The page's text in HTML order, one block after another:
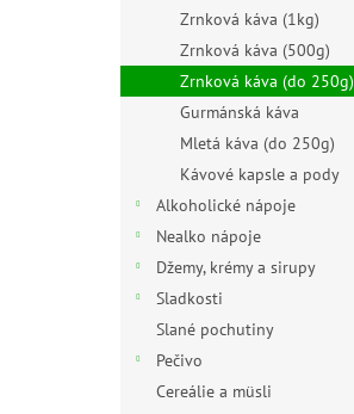
l
Zrnková káva (1kg)
Zrnková káva (500g)
Zrnková káva (do 250g)
Gurmánská káva
Mletá káva (do 250g)
Kávové kapsle a pody
Alkoholické nápoje
Nealko nápoje
Džemy, krémy a sirupy
Sladkosti
Slané pochutiny
Pečivo
Cereálie a müsli